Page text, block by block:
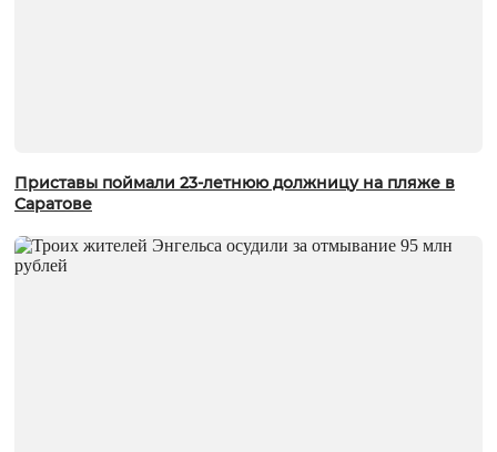
Приставы поймали 23-летнюю должницу на пляже в
Саратове